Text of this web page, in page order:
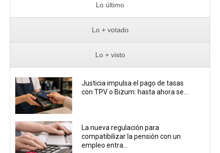
Lo último
Lo + votado
Lo + visto
Justicia impulsa el pago de tasas
con TPV o Bizum: hasta ahora se...
La nueva regulación para
compatibilizar la pensión con un
empleo entra...